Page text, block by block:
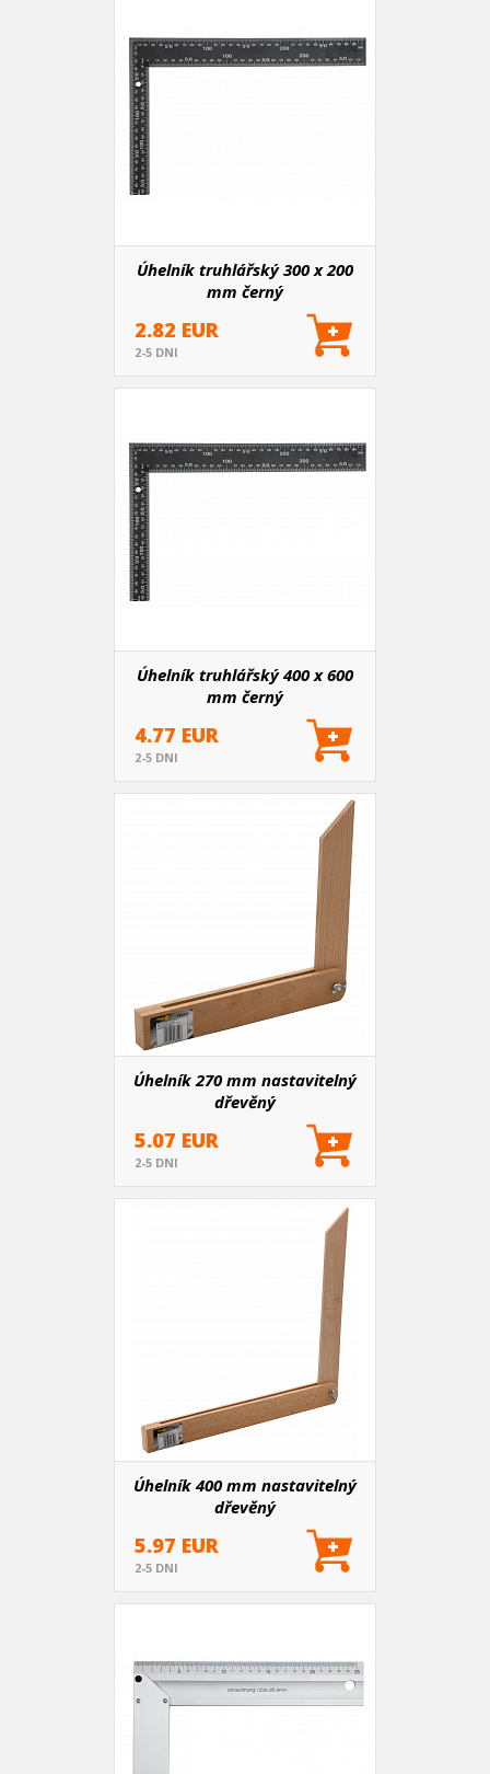
Úhelník truhlářský 300 x 200
mm černý
2.82 EUR
2-5 DNI
Úhelník truhlářský 400 x 600
mm černý
4.77 EUR
2-5 DNI
Úhelník 270 mm nastavitelný
dřevěný
5.07 EUR
2-5 DNI
Úhelník 400 mm nastavitelný
dřevěný
5.97 EUR
2-5 DNI